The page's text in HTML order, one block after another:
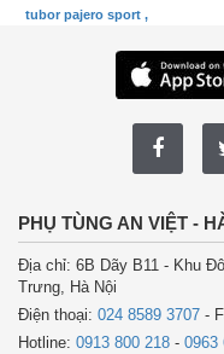
tubor pajero sport ,
PHỤ TÙNG AN VIỆT -
Địa chỉ: 6B Dãy B11 - Khu
Trưng, Hà Nội
Điện thoại: 024 8589 3707 -
Hotline: 0913 800 218 - 0963